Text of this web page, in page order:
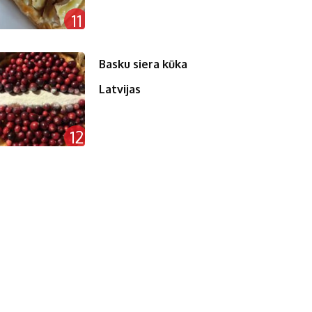
11
12
Basku siera kūka
Latvijas